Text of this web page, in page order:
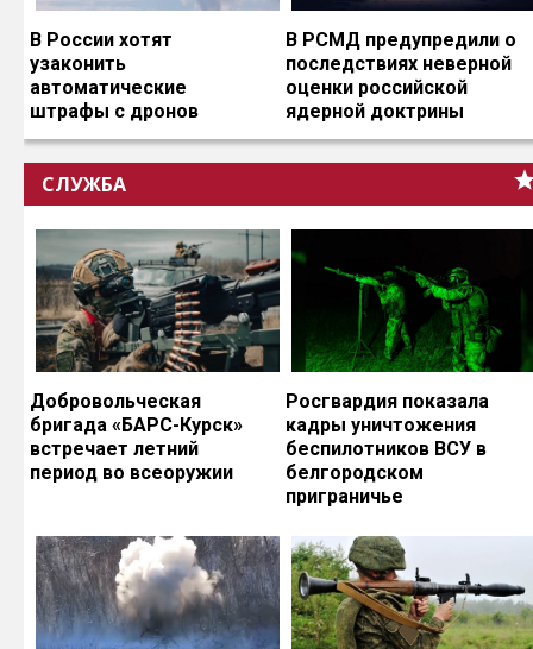
В России хотят
узаконить
автоматические
штрафы с дронов
В РСМД предупредили о
последствиях неверной
оценки российской
ядерной доктрины
СЛУЖБА
Добровольческая
бригада «БАРС-Курск»
встречает летний
период во всеоружии
Росгвардия показала
кадры уничтожения
беспилотников ВСУ в
белгородском
приграничье